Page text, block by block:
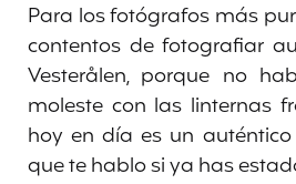
Para los fotógrafos más
contentos de fotografiar
Vesterålen, porque no
moleste con las linternas
hoy en día es un
que te hablo si ya has